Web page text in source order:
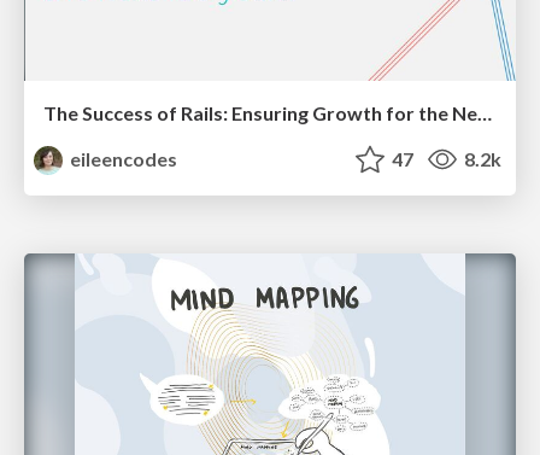
The Success of Rails: Ensuring Growth for the Next 100 Years
eileencodes
47 8.2k